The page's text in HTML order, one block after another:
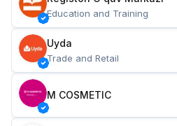
Education and Training
Uyda
Trade and Retail
M COSMETIC